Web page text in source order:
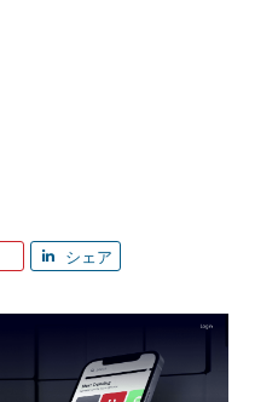
シェア